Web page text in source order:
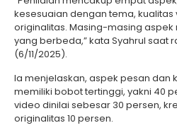
kesesuaian dengan tema, kualitas
originalitas. Masing-masing
yang berbeda,” kata Syahrul saat
(6/11/2025).
Ia menjelaskan, aspek pesan dan
memiliki bobot tertinggi, yakni 40
video dinilai sebesar 30 persen,
originalitas 10 persen.